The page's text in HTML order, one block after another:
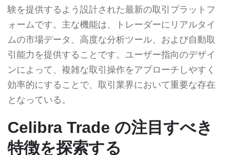
験を提供するよう設計された最新の取引プラットフ
ォームです。主な機能は、トレーダーにリアルタイ
ムの市場データ、高度な分析ツール、および自動取
引能力を提供することです。ユーザー指向のデザイ
ンによって、複雑な取引操作をアプローチしやすく
効率的にすることで、取引業界において重要な存在
となっている。
Celibra Trade の注目すべき
特徴を探索する